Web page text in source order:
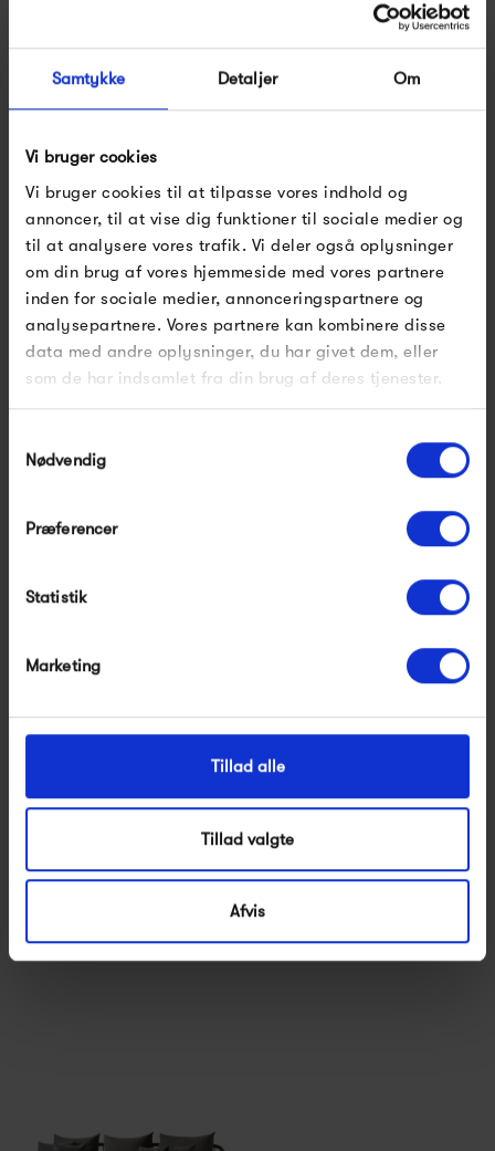
Samtykke Detaljer Om
Vi bruger cookies
Vi bruger cookies til at tilpasse vores indhold og
annoncer, til at vise dig funktioner til sociale medier og
til at analysere vores trafik. Vi deler også oplysninger
om din brug af vores hjemmeside med vores partnere
inden for sociale medier, annonceringspartnere og
analysepartnere. Vores partnere kan kombinere disse
data med andre oplysninger, du har givet dem, eller
som de har indsamlet fra din brug af deres tjenester.
Nødvendig
Præferencer
Statistik
Marketing
Tillad alle
Tillad valgte
Afvis
tidsløst design og høj kvalitet, hvilket skaber produkter, der
vil følge dig gennem lang tid.
Se alle varer fra Normann Copenhagen
Produkter fra samme kategori
54 995,00 kr
Hallingdal/Valnød
45 995,00 kr
36 995,00 kr 40 995,00 kr
FÅ 10% PÅ DIN NÆSTE
ORDRE
Indtast din e-mail, så sender vi rabatkoden til dig
på mail. Minimumsbeløb er 499 kr. for at indløse
Pop og i forvejen nedsatte produkter.